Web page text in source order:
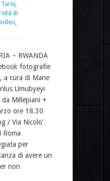
Tarsi,
di
video,
– RWANDA
fotografie
a cura di Marie
Umubyeyi
Millepiani +
ore 18.30
/ Via Nicolo’
Roma
per
di avere un
non